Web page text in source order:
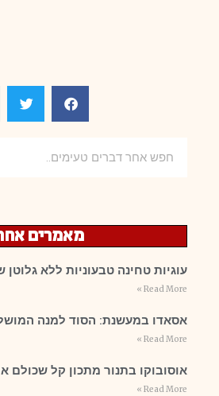
מאמרים
עוגיות טחינה טבעוניות ללא גלוטן
Read More »
אסאדו במעשנת: הסוד למנה המושלמת
Read More »
אוסובוקו בתנור מתכון קל שכולם
Read More »